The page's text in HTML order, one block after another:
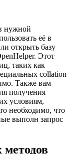
нужной
её в
открыть базу
Этот
таких как
collation
Также вам
получения
условиям,
необходимо, что
выполн запрос